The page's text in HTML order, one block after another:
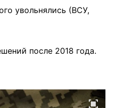
увольнялись (ВСУ,
после 2018 года.